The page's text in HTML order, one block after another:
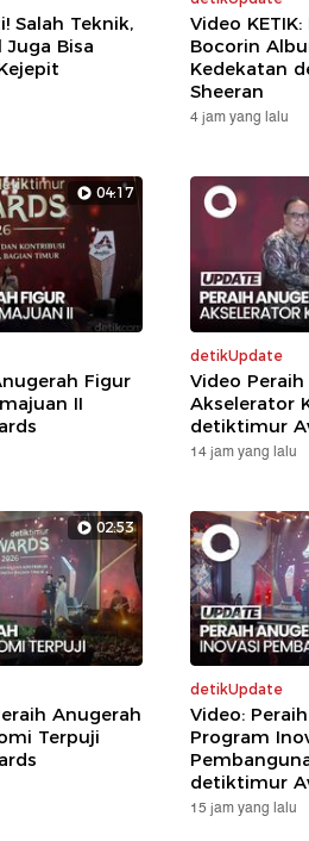
Salah Teknik,
Juga Bisa
Video
Bocorin
Kedekatan
Sheeran
4 jam yang lalu
04:17
Figur
II
detikUpdate
Video
Akselerator
detiktimur
14 jam yang lalu
02:53
Anugerah
Terpuji
detikUpdate
Video:
Program
detiktimur
15 jam yang lalu